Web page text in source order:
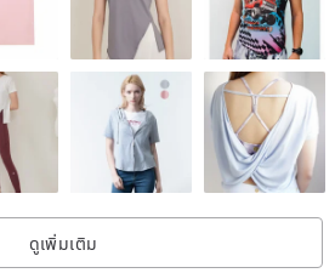
reply to messages or product
Please wait, because you may be
the same time.
is about 10-14 days. If there are
to make.
time before purchasing
please private message me
ดูเพิ่มเติม